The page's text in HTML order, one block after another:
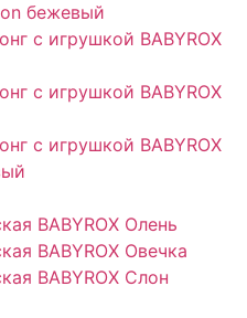
бежевый
с игрушкой BABYROX
с игрушкой BABYROX
с игрушкой BABYROX
BABYROX Олень​
BABYROX Овечка​
BABYROX Слон​